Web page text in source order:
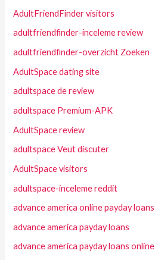
AdultFriendFinder visitors
adultfriendfinder-inceleme review
adultfriendfinder-overzicht Zoeken
AdultSpace dating site
adultspace de review
adultspace Premium-APK
AdultSpace review
adultspace Veut discuter
AdultSpace visitors
adultspace-inceleme reddit
advance america online payday loans
advance america payday loans
advance america payday loans online